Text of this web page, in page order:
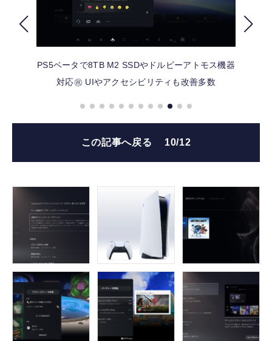
PS5ベータで8TB M2 SSDやドルビーアトモス機器
対応㊗ UIやアクセシビリティも改善多数
この記事へ戻る 10/12